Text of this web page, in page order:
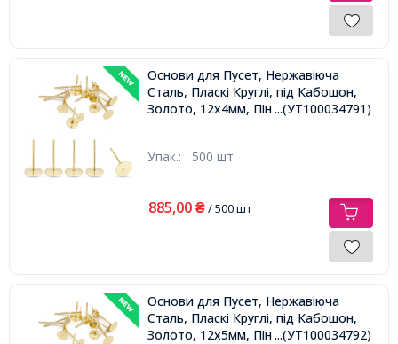
Основи для Пусет, Нержавіюча
Сталь, Пласкі Круглі, під Кабошон,
Золото, 12х4мм, Пін 0.6мм,...(УТ100034791)
Упак.: 500 шт
885,00 ₴/ 500 шт
Основи для Пусет, Нержавіюча
Сталь, Пласкі Круглі, під Кабошон,
Золото, 12х5мм, Пін 0.6мм,...(УТ100034792)